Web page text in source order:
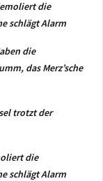
die
schlägt Alarm
die
das Merz’sche
trotzt der
die
schlägt Alarm